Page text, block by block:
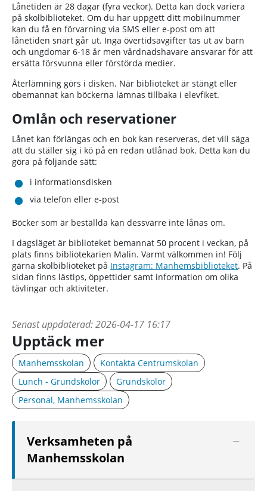
Lånetiden är 28 dagar (fyra veckor). Detta kan dock variera
på skolbiblioteket. Om du har uppgett ditt mobilnummer
kan du få en förvarning via SMS eller e-post om att
lånetiden snart går ut. Inga övertidsavgifter tas ut av barn
och ungdomar 6-18 år men vårdnadshavare ansvarar för att
ersätta försvunna eller förstörda medier.
Återlämning görs i disken. När biblioteket är stängt eller
obemannat kan böckerna lämnas tillbaka i elevfiket.
Omlån och reservationer
Lånet kan förlängas och en bok kan reserveras, det vill säga
att du ställer sig i kö på en redan utlånad bok. Detta kan du
göra på följande sätt:
i informationsdisken
via telefon eller e-post
Böcker som är beställda kan dessvärre inte lånas om.
I dagsläget är biblioteket bemannat 50 procent i veckan, på
plats finns bibliotekarien Malin. Varmt välkommen in! Följ
gärna skolbiblioteket på Instagram: Manhemsbiblioteket. På
sidan finns lästips, öppettider samt information om olika
tävlingar och aktiviteter.
Senast uppdaterad:2026-04-17 16:17
Upptäck mer
Manhemsskolan
Kontakta Centrumskolan
Lunch - Grundskolor
Grundskolor
Personal, Manhemsskolan
Verksamheten på
Manhemsskolan